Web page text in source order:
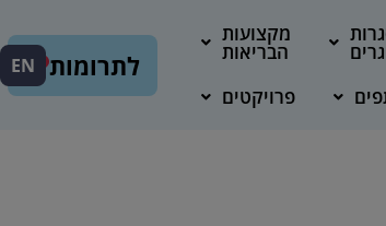
מקצועות
הבריאות
פרויקטים
לתרומות EN